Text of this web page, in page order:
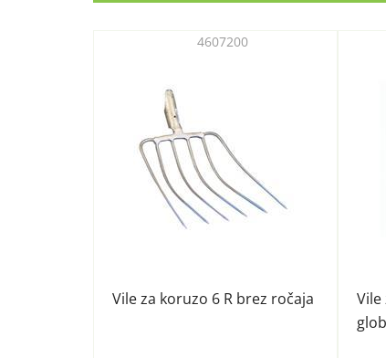
Vile za koruzo 6 R brez ročaja
4607200
Vile